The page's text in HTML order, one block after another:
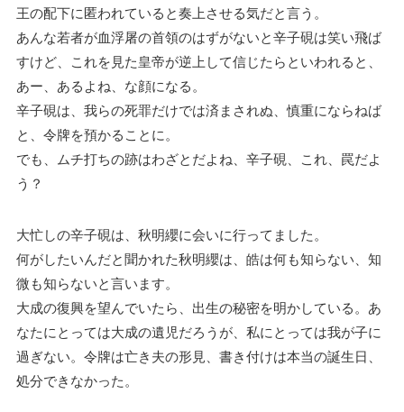
王の配下に匿われていると奏上させる気だと言う。
あんな若者が血浮屠の首領のはずがないと辛子硯は笑い飛ば
すけど、これを見た皇帝が逆上して信じたらといわれると、
あー、あるよね、な顔になる。
辛子硯は、我らの死罪だけでは済まされぬ、慎重にならねば
と、令牌を預かることに。
でも、ムチ打ちの跡はわざとだよね、辛子硯、これ、罠だよ
う？
大忙しの辛子硯は、秋明纓に会いに行ってました。
何がしたいんだと聞かれた秋明纓は、皓は何も知らない、知
微も知らないと言います。
大成の復興を望んでいたら、出生の秘密を明かしている。あ
なたにとっては大成の遺児だろうが、私にとっては我が子に
過ぎない。令牌は亡き夫の形見、書き付けは本当の誕生日、
処分できなかった。